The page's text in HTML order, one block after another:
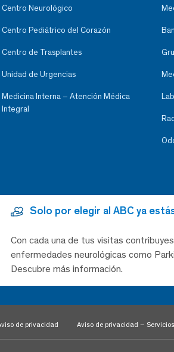
Centro Neurológico
Centro Pediátrico del Corazón
Centro de Trasplantes
Unidad de Urgencias
Medicina Interna – Atención Médica
Integral
Solo por elegir al ABC ya
Con cada una de tus visitas
enfermedades neurológicas como
Descubre más información.
de privacidad Aviso de privacidad –